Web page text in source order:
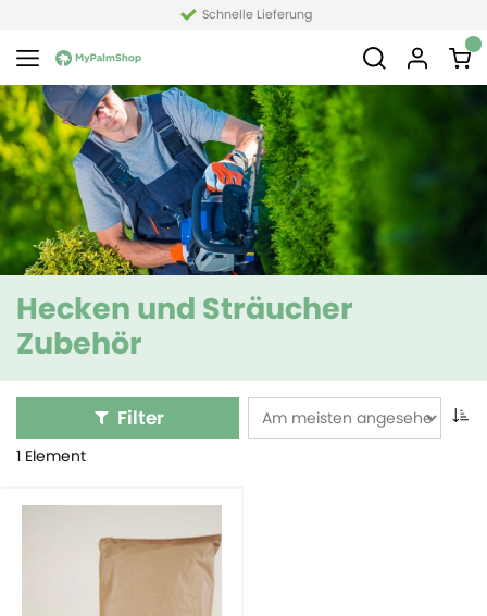
Schnelle Lieferung
Hecken und Sträucher
Zubehör
Filter
1 Element